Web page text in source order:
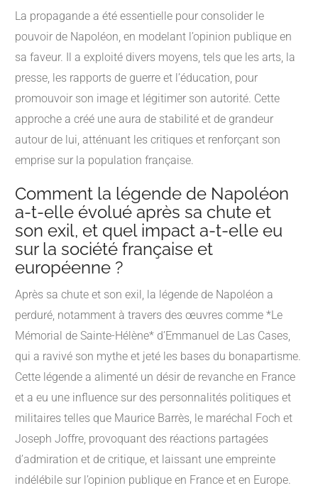
La propagande a été essentielle pour consolider le
pouvoir de Napoléon, en modelant l’opinion publique en
sa faveur. Il a exploité divers moyens, tels que les arts, la
presse, les rapports de guerre et l’éducation, pour
promouvoir son image et légitimer son autorité. Cette
approche a créé une aura de stabilité et de grandeur
autour de lui, atténuant les critiques et renforçant son
emprise sur la population française.
Comment la légende de Napoléon
a-t-elle évolué après sa chute et
son exil, et quel impact a-t-elle eu
sur la société française et
européenne ?
Après sa chute et son exil, la légende de Napoléon a
perduré, notamment à travers des œuvres comme *Le
Mémorial de Sainte-Hélène* d’Emmanuel de Las Cases,
qui a ravivé son mythe et jeté les bases du bonapartisme.
Cette légende a alimenté un désir de revanche en France
et a eu une influence sur des personnalités politiques et
militaires telles que Maurice Barrès, le maréchal Foch et
Joseph Joffre, provoquant des réactions partagées
d’admiration et de critique, et laissant une empreinte
indélébile sur l’opinion publique en France et en Europe.